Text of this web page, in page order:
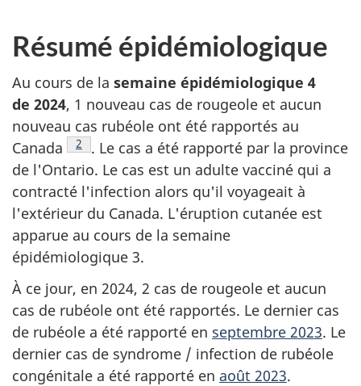
Résumé épidémiologique
Au cours de la semaine épidémiologique 4
de 2024, 1 nouveau cas de rougeole et aucun
nouveau cas rubéole ont été rapportés au
Canada
Note de bas de page
2
. Le cas a été rapporté par la province
de l'Ontario. Le cas est un adulte vacciné qui a
contracté l'infection alors qu'il voyageait à
l'extérieur du Canada. L'éruption cutanée est
apparue au cours de la semaine
épidémiologique 3.
À ce jour, en 2024, 2 cas de rougeole et aucun
cas de rubéole ont été rapportés. Le dernier cas
de rubéole a été rapporté en septembre 2023. Le
dernier cas de syndrome / infection de rubéole
congénitale a été rapporté en août 2023.